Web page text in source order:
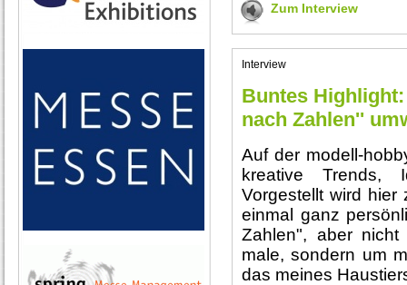
Zum Interview
Interview
Buntes
nach Zahlen''
Auf der modell-
kreative Trends,
Vorgestellt wird hier
einmal ganz
Zahlen", aber
male, sondern um
das meines